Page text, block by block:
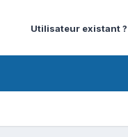
Utilisateur existant